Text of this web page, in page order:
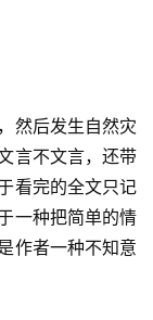
然后发生自然灾
言不文言，还带
看完的全文只记
一种把简单的情
作者一种不知意